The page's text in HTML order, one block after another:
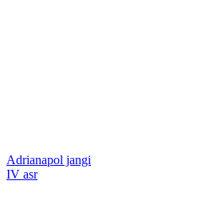
Adrianapol jangi
IV asr